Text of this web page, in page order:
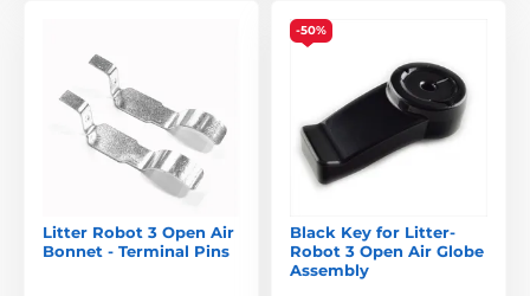
Litter Robot 3 Open Air
Bonnet - Terminal Pins
-50%
Black Key for Litter-
Robot 3 Open Air Globe
Assembly